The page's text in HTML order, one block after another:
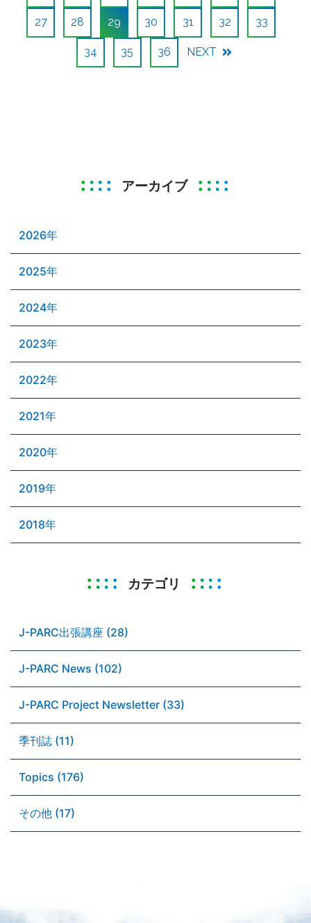
27 28 29 30 31 32 33
34 35 36 NEXT
アーカイブ
2026年
2025年
2024年
2023年
2022年
2021年
2020年
2019年
2018年
カテゴリ
J-PARC出張講座 (28)
J-PARC News (102)
J-PARC Project Newsletter (33)
季刊誌 (11)
Topics (176)
その他 (17)